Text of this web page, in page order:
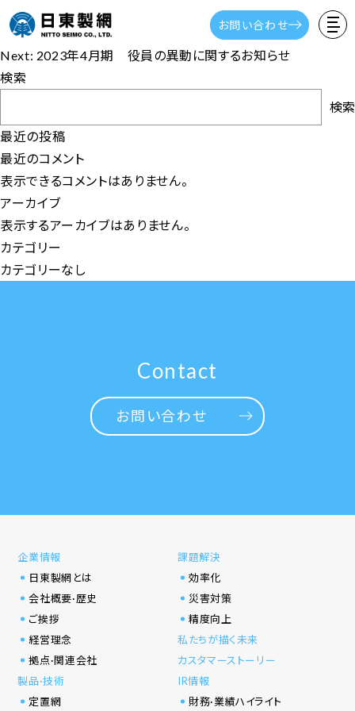
お問い合わせ
2023年4月期 有価証券報告書(第122期）
投
稿
ナ
ゲ
ー
シ
ョ
ン
Previous:2023年4月期 第122期 報告書
Next: 2023年4月期 役員の異動に関するお知らせ
検索
検索
最近の投稿
最近のコメント
表示できるコメントはありません。
アーカイブ
表示するアーカイブはありません。
カテゴリー
カテゴリーなし
企業情報
日東製網とは
会社概要·歴史
ご挨拶
経営理念
拠点·関連会社
製品·技術
定置網
課題解決
効率化
災害対策
精度向上
私たちが描く未来
カスタマーストーリー
IR情報
財務·業績ハイライト
Contact
お問い合わせ